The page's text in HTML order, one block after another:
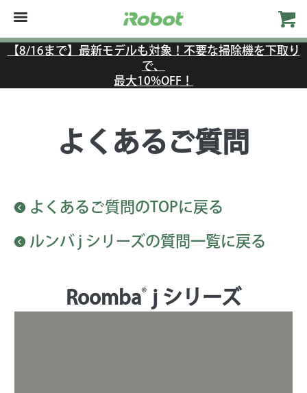
【8/16まで】最新モデルも対象！不要な掃除機を下取り
で、
最大10%OFF！
よくあるご質問
よくあるご質問のTOPに戻る
ルンバ j シリーズの質問一覧に戻る
Roomba® j シリーズ